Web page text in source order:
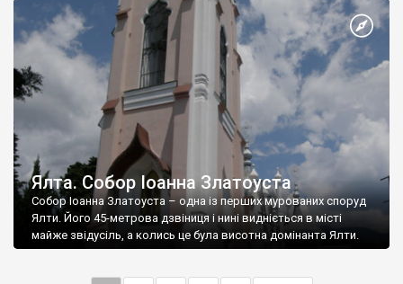
Ялта. Собор Іоанна Златоуста
Собор Іоанна Златоуста – одна із перших мурованих споруд
Ялти. Його 45-метрова дзвіниця і нині видніється в місті
майже звідусіль, а колись це була висотна домінанта Ялти.